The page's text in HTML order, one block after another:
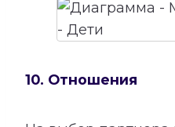
10. Отношения